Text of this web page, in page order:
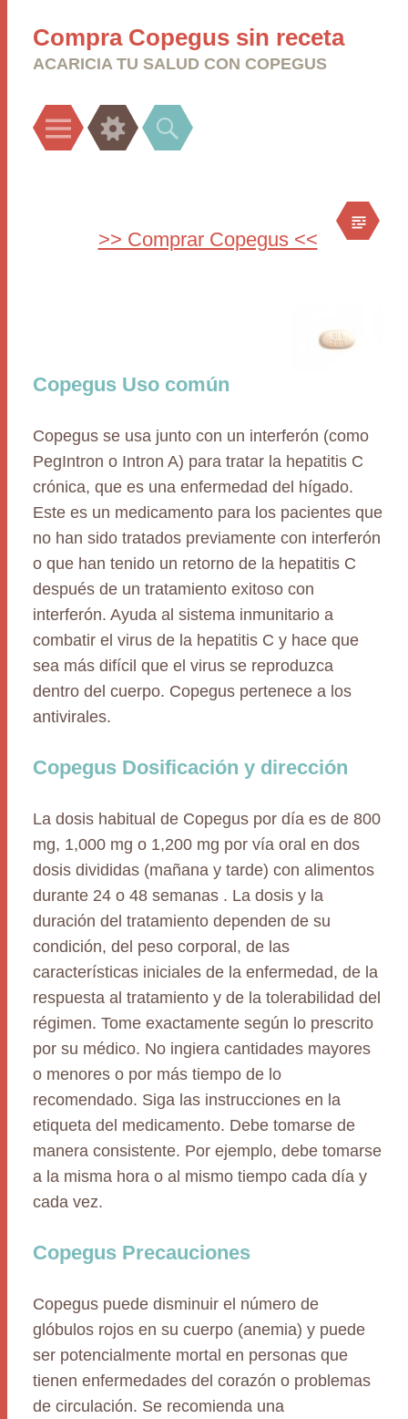
Compra Copegus sin receta
ACARICIA TU SALUD CON COPEGUS
Menu Widgets Search
>> Comprar Copegus <<
Copegus Uso común
Copegus se usa junto con un interferón (como
PegIntron o Intron A) para tratar la hepatitis C
crónica, que es una enfermedad del hígado.
Este es un medicamento para los pacientes que
no han sido tratados previamente con interferón
o que han tenido un retorno de la hepatitis C
después de un tratamiento exitoso con
interferón. Ayuda al sistema inmunitario a
combatir el virus de la hepatitis C y hace que
sea más difícil que el virus se reproduzca
dentro del cuerpo. Copegus pertenece a los
antivirales.
Copegus Dosificación y dirección
La dosis habitual de Copegus por día es de 800
mg, 1,000 mg o 1,200 mg por vía oral en dos
dosis divididas (mañana y tarde) con alimentos
durante 24 o 48 semanas . La dosis y la
duración del tratamiento dependen de su
condición, del peso corporal, de las
características iniciales de la enfermedad, de la
respuesta al tratamiento y de la tolerabilidad del
régimen. Tome exactamente según lo prescrito
por su médico. No ingiera cantidades mayores
o menores o por más tiempo de lo
recomendado. Siga las instrucciones en la
etiqueta del medicamento. Debe tomarse de
manera consistente. Por ejemplo, debe tomarse
a la misma hora o al mismo tiempo cada día y
cada vez.
Copegus Precauciones
Copegus puede disminuir el número de
glóbulos rojos en su cuerpo (anemia) y puede
ser potencialmente mortal en personas que
tienen enfermedades del corazón o problemas
de circulación. Se recomienda una